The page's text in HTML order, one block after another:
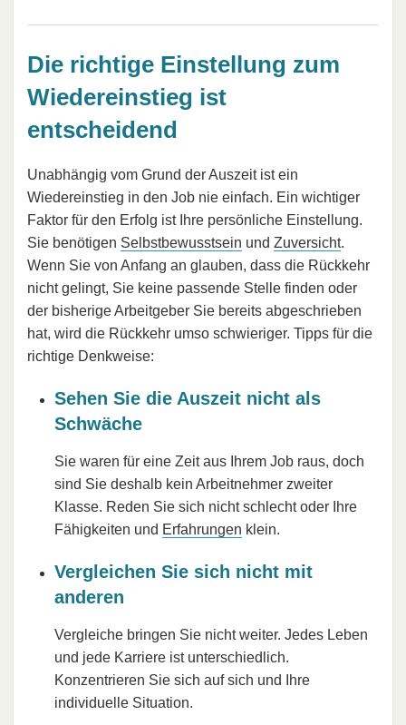
Die richtige Einstellung zum
Wiedereinstieg ist
entscheidend
Unabhängig vom Grund der Auszeit ist ein
Wiedereinstieg in den Job nie einfach. Ein wichtiger
Faktor für den Erfolg ist Ihre persönliche Einstellung.
Sie benötigen Selbstbewusstsein und Zuversicht.
Wenn Sie von Anfang an glauben, dass die Rückkehr
nicht gelingt, Sie keine passende Stelle finden oder
der bisherige Arbeitgeber Sie bereits abgeschrieben
hat, wird die Rückkehr umso schwieriger. Tipps für die
richtige Denkweise:
Sehen Sie die Auszeit nicht als
Schwäche
Sie waren für eine Zeit aus Ihrem Job raus, doch
sind Sie deshalb kein Arbeitnehmer zweiter
Klasse. Reden Sie sich nicht schlecht oder Ihre
Fähigkeiten und Erfahrungen klein.
Vergleichen Sie sich nicht mit
anderen
Vergleiche bringen Sie nicht weiter. Jedes Leben
und jede Karriere ist unterschiedlich.
Konzentrieren Sie sich auf sich und Ihre
individuelle Situation.